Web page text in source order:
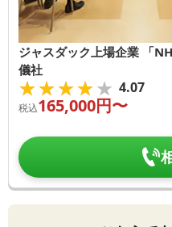
ジャスダック上場企業 「
儀社
★★★★★
★★★★★ 4.07
税込165,000円〜